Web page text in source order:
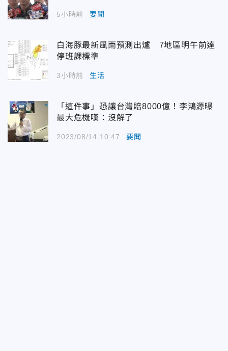
5小時前 要聞
白海豚最新風雨預測出爐 7地區明午前達
停班課標準
3小時前 生活
「這件事」恐讓台灣賠8000億！李鴻源曝
最大危機嘆：沒解了
2023/08/14 10:47 要聞